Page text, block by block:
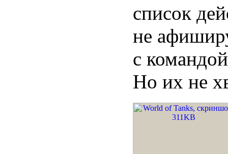
список
не
с
Но их не